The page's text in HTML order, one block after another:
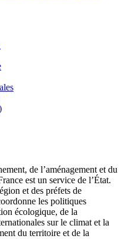
de l’aménagement et du
est un service de l’État.
et des préfets de
les politiques
écologique, de la
sur le climat et la
du territoire et de la